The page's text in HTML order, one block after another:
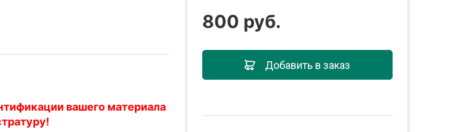
вашего материала
800 руб.
Добавить в заказ